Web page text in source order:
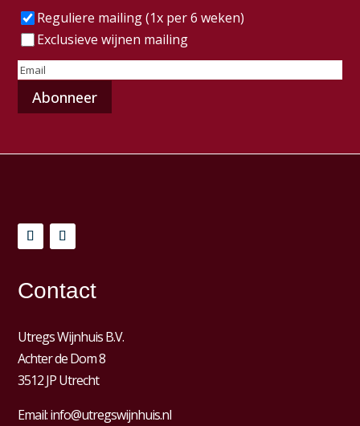
Frequentie(Vereist)
Reguliere mailing (1x per 6 weken)
Exclusieve wijnen mailing
E-
mailadres
Contact
Utregs Wijnhuis B.V.
Achter de Dom 8
3512 JP Utrecht
Email:info@utregswijnhuis.nl